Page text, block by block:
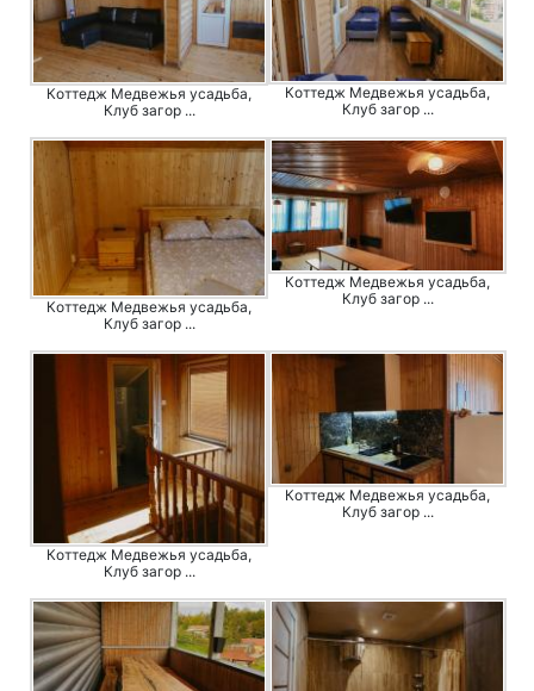
Коттедж Медвежья усадьба,
Клуб загор ...
Коттедж Медвежья усадьба,
Клуб загор ...
Коттедж Медвежья усадьба,
Клуб загор ...
Коттедж Медвежья усадьба,
Клуб загор ...
Коттедж Медвежья усадьба,
Клуб загор ...
Коттедж Медвежья усадьба,
Клуб загор ...